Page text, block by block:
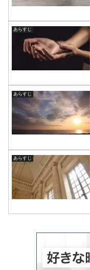
あらすじ
あらすじ
あらすじ